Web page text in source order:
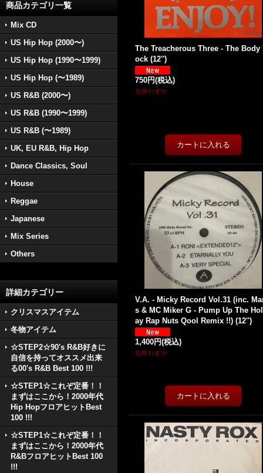
商品カテゴリ一覧
Mix CD
US Hip Hop (2000〜)
US Hip Hop (1990〜1999)
US Hip Hop (〜1989)
US R&B (2000〜)
US R&B (1990〜1999)
US R&B (〜1989)
UK, EU R&B, Hip Hop
Dance Classics, Soul
House
Reggae
Japanese
Mix Series
Others
詳細カテゴリー
クリスマスアイテム
冬物アイテム
☆STEP2☆90's R&B好きに
自信を持ってオススメ出来
る00's R&B Best 100 !!!
☆STEP1☆これぞ定番！！
まずはここから！2000年代
Hip HopフロアヒットBest
100 !!!
☆STEP1☆これぞ定番！！
まずはここから！2000年代
R&BフロアヒットBest 100
!!!
The Treacherous Three - The Body
ock (12'')
750円(税込)
在庫わずか
V.A. - Micky Record Vol.31 (inc.
s & MC Miker G - Pump Up The
ay Rap Nuts Qool Remix !!) (12'')
1,400円(税込)
在庫わずか